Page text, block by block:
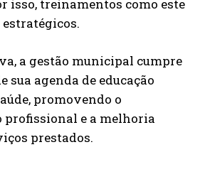
isso, treinamentos como este
a gestão municipal cumpre
sua agenda de educação
promovendo o
e a melhoria
prestados.